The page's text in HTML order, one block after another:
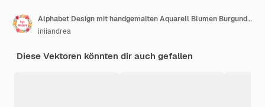
Alphabet Design mit handgemalten Aquarell Blumen Burgund A - I Vorlage editierbar
iniiandrea
Diese Vektoren könnten dir auch gefallen